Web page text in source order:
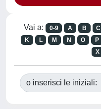
Vai a: 0-9 A B C
K
L M N O P
X
o inserisci le iniziali: